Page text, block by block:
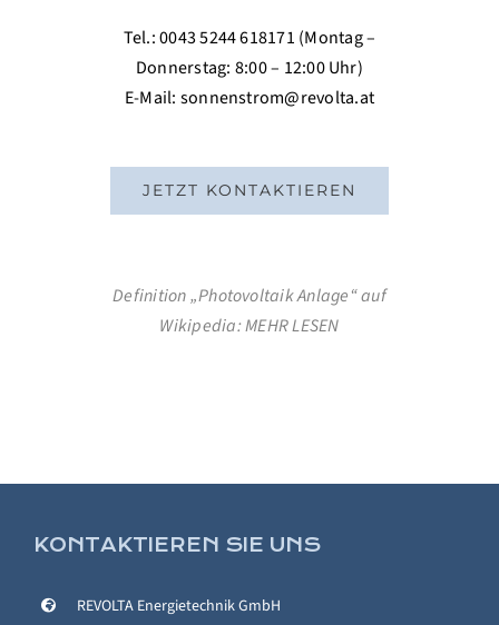
Tel.: 0043 5244 618171 (Montag –
Donnerstag: 8:00 – 12:00 Uhr)
E-Mail: sonnenstrom@revolta.at
JETZT KONTAKTIEREN
Definition „Photovoltaik Anlage“ auf
Wikipedia:MEHR LESEN
KONTAKTIEREN SIE UNS
REVOLTA Energietechnik GmbH